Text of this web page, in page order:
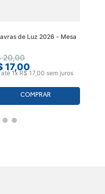
de Luz 2026 - Mesa
20,00
17,00
até 1x R$ 17 00 sem juros